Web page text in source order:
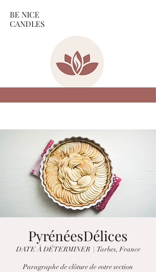
BE NICE
CANDLES
PyrénéesDélices
DATE À DÉTERMINER
  |
Tarbes, France
Paragraphe de clôture de votre section